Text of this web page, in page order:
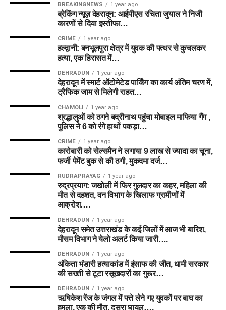
BREAKINGNEWS 1 year ago
ब्रेकिंग न्यूज़ देहरादून: आईपीएस रचिता जुयाल ने निजी
कारणों से दिया इस्तीफा…
CRIME 1 year ago
हल्द्वानी: बनभूलपुरा क्षेत्र में युवक की पत्थर से कुचलकर
हत्या, एक हिरासत में…
DEHRADUN 1 year ago
देहरादून में स्मार्ट ऑटोमेटेड पार्किंग का कार्य अंतिम चरण में,
ट्रैफिक जाम से मिलेगी राहत…
CHAMOLI 1 year ago
श्रद्धालुओं को ठगने बद्रीनाथ पहुंचा मोबाइल माफिया गैंग ,
पुलिस ने 6 को रंगे हाथों पकड़ा…
CRIME 1 year ago
कारोबारी को सेल्समैन ने लगाया 9 लाख से ज्यादा का चूना,
फर्जी पेमेंट बुक से की ठगी, मुकदमा दर्ज…
RUDRAPRAYAG 1 year ago
रुद्रप्रयाग: जखोली में फिर गुलदार का कहर, महिला की
मौत से दहशत, वन विभाग के खिलाफ ग्रामीणों में
आक्रोश….
DEHRADUN 1 year ago
देहरादून समेत उत्तराखंड के कई जिलों में आज भी बारिश,
मौसम विभाग ने येलो अलर्ट किया जारी….
DEHRADUN 1 year ago
अंकिता भंडारी हत्याकांड में इंसाफ की जीत, धामी सरकार
की सख्ती से टूटा रसूखदारों का गुरूर…
DEHRADUN 1 year ago
ऋषिकेश रेंज के जंगल में पत्ते लेने गए युवकों पर बाघ का
हमला, एक की मौत, दूसरा घायल….